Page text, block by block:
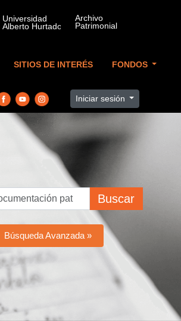
SITIOS DE INTERÉS FONDOS
Iniciar sesión
Buscar
Búsqueda Avanzada »